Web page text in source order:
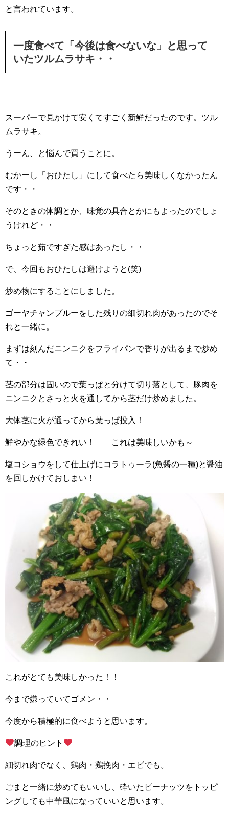
と言われています。
一度食べて「今後は食べないな」と思って
いたツルムラサキ・・
スーパーで見かけて安くてすごく新鮮だったのです。ツル
ムラサキ。
うーん、と悩んで買うことに。
むかーし「おひたし」にして食べたら美味しくなかったん
です・・
そのときの体調とか、味覚の具合とかにもよったのでしょ
うけれど・・
ちょっと茹ですぎた感はあったし・・
で、今回もおひたしは避けようと(笑)
炒め物にすることにしました。
ゴーヤチャンプルーをした残りの細切れ肉があったのでそ
れと一緒に。
まずは刻んだニンニクをフライパンで香りが出るまで炒め
て・・
茎の部分は固いので葉っぱと分けて切り落として、豚肉を
ニンニクとさっと火を通してから茎だけ炒めました。
大体茎に火が通ってから葉っぱ投入！
鮮やかな緑色できれい！ これは美味しいかも～
塩コショウをして仕上げにコラトゥーラ(魚醤の一種)と醤油
を回しかけておしまい！
これがとても美味しかった！！
今まで嫌っていてゴメン・・
今度から積極的に食べようと思います。
調理のヒント
細切れ肉でなく、鶏肉・鶏挽肉・エビでも。
ごまと一緒に炒めてもいいし、砕いたピーナッツをトッピ
ングしても中華風になっていいと思います。